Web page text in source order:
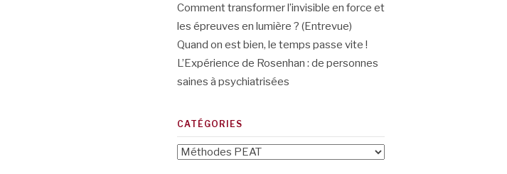
Comment transformer l’invisible en force et
les épreuves en lumière ? (Entrevue)
Quand on est bien, le temps passe vite !
L’Expérience de Rosenhan : de personnes
saines à psychiatrisées
CATÉGORIES
Catégories